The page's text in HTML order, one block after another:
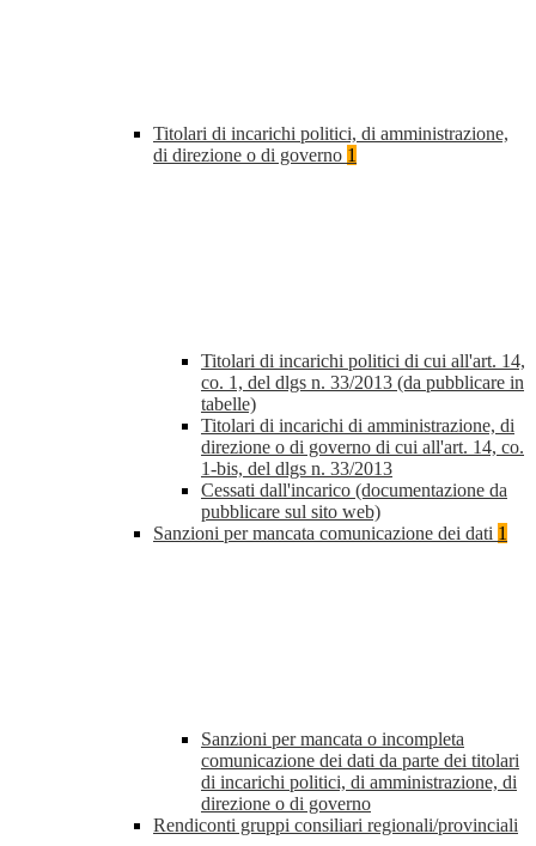
Titolari di incarichi politici, di amministrazione,
di direzione o di governo 1
Titolari di incarichi politici di cui all'art. 14,
co. 1, del dlgs n. 33/2013 (da pubblicare in
tabelle)
Titolari di incarichi di amministrazione, di
direzione o di governo di cui all'art. 14, co.
1-bis, del dlgs n. 33/2013
Cessati dall'incarico (documentazione da
pubblicare sul sito web)
Sanzioni per mancata comunicazione dei dati 1
Sanzioni per mancata o incompleta
comunicazione dei dati da parte dei titolari
di incarichi politici, di amministrazione, di
direzione o di governo
Rendiconti gruppi consiliari regionali/provinciali